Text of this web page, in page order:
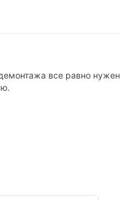
все равно нужен